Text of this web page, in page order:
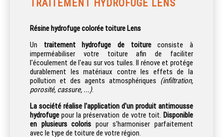
TRAITEMENT HYDROFUGE LENS
Résine hydrofuge colorée toiture Lens
Un traitement hydrofuge de toitureconsiste à
imperméabiliser votre toiture afin de faciliter
l'écoulement de l'eau sur vos tuiles. Il rénove et protége
durablement les matériaux contre les effets de la
pollution et des agents atmosphériques (infiltration,
porosité, cassure, ...).
La société réalise l'application d'un produit antimousse
hydrofuge pour la préservation de votre toit. Disponible
en plusieurs coloris pour s'harmoniser parfaitement
avec le type de toiture de votre région.